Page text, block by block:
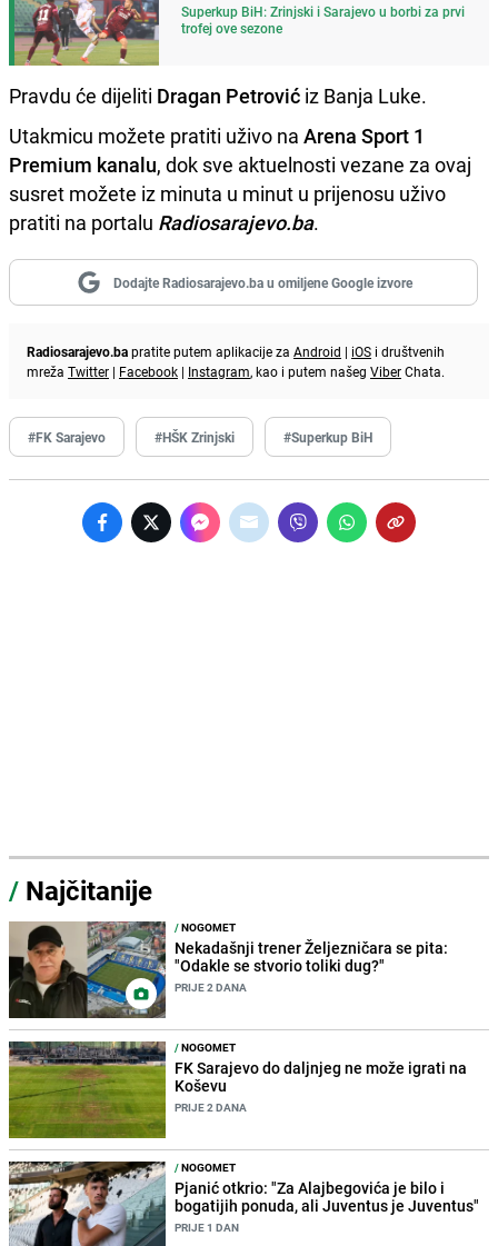
Superkup BiH: Zrinjski i Sarajevo u borbi za prvi
trofej ove sezone
Pravdu će dijeliti Dragan Petrović iz Banja Luke.
Utakmicu možete pratiti uživo na Arena Sport 1
Premium kanalu, dok sve aktuelnosti vezane za ovaj
susret možete iz minuta u minut u prijenosu uživo
pratiti na portalu Radiosarajevo.ba.
Dodajte Radiosarajevo.ba u omiljene Google izvore
Radiosarajevo.bapratite putem aplikacije za Android | iOS i društvenih
mreža Twitter | Facebook | Instagram, kao i putem našeg ViberChata.
#FK Sarajevo #HŠK Zrinjski #Superkup BiH
/ Najčitanije
/NOGOMET
Nekadašnji trener Željezničara se pita:
"Odakle se stvorio toliki dug?"
PRIJE 2 DANA
/NOGOMET
FK Sarajevo do daljnjeg ne može igrati na
Koševu
PRIJE 2 DANA
/NOGOMET
Pjanić otkrio: "Za Alajbegovića je bilo i
bogatijih ponuda, ali Juventus je Juventus"
PRIJE 1 DAN